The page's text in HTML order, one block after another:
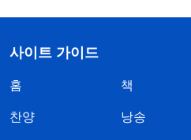
사이트 가이드
홈 책
찬양 낭송